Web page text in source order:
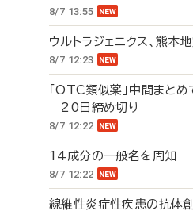
8/7 13:55
ウルトラジェニクス、熊
8/7 12:23
「OTC類似薬」中間まと
20日締め切り
8/7 12:22
14成分の一般名を周知
8/7 12:22
線維性炎症性疾患の抗